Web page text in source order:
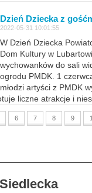
Dzień Dziecka z
2022-05-31 10:01:55
W Dzień Dziecka
Dom Kultury w
wychowanków do sali
ogrodu PMDK. 1
młodzi artyści z PMDK
liczne atrakcje i
6 7 8 9